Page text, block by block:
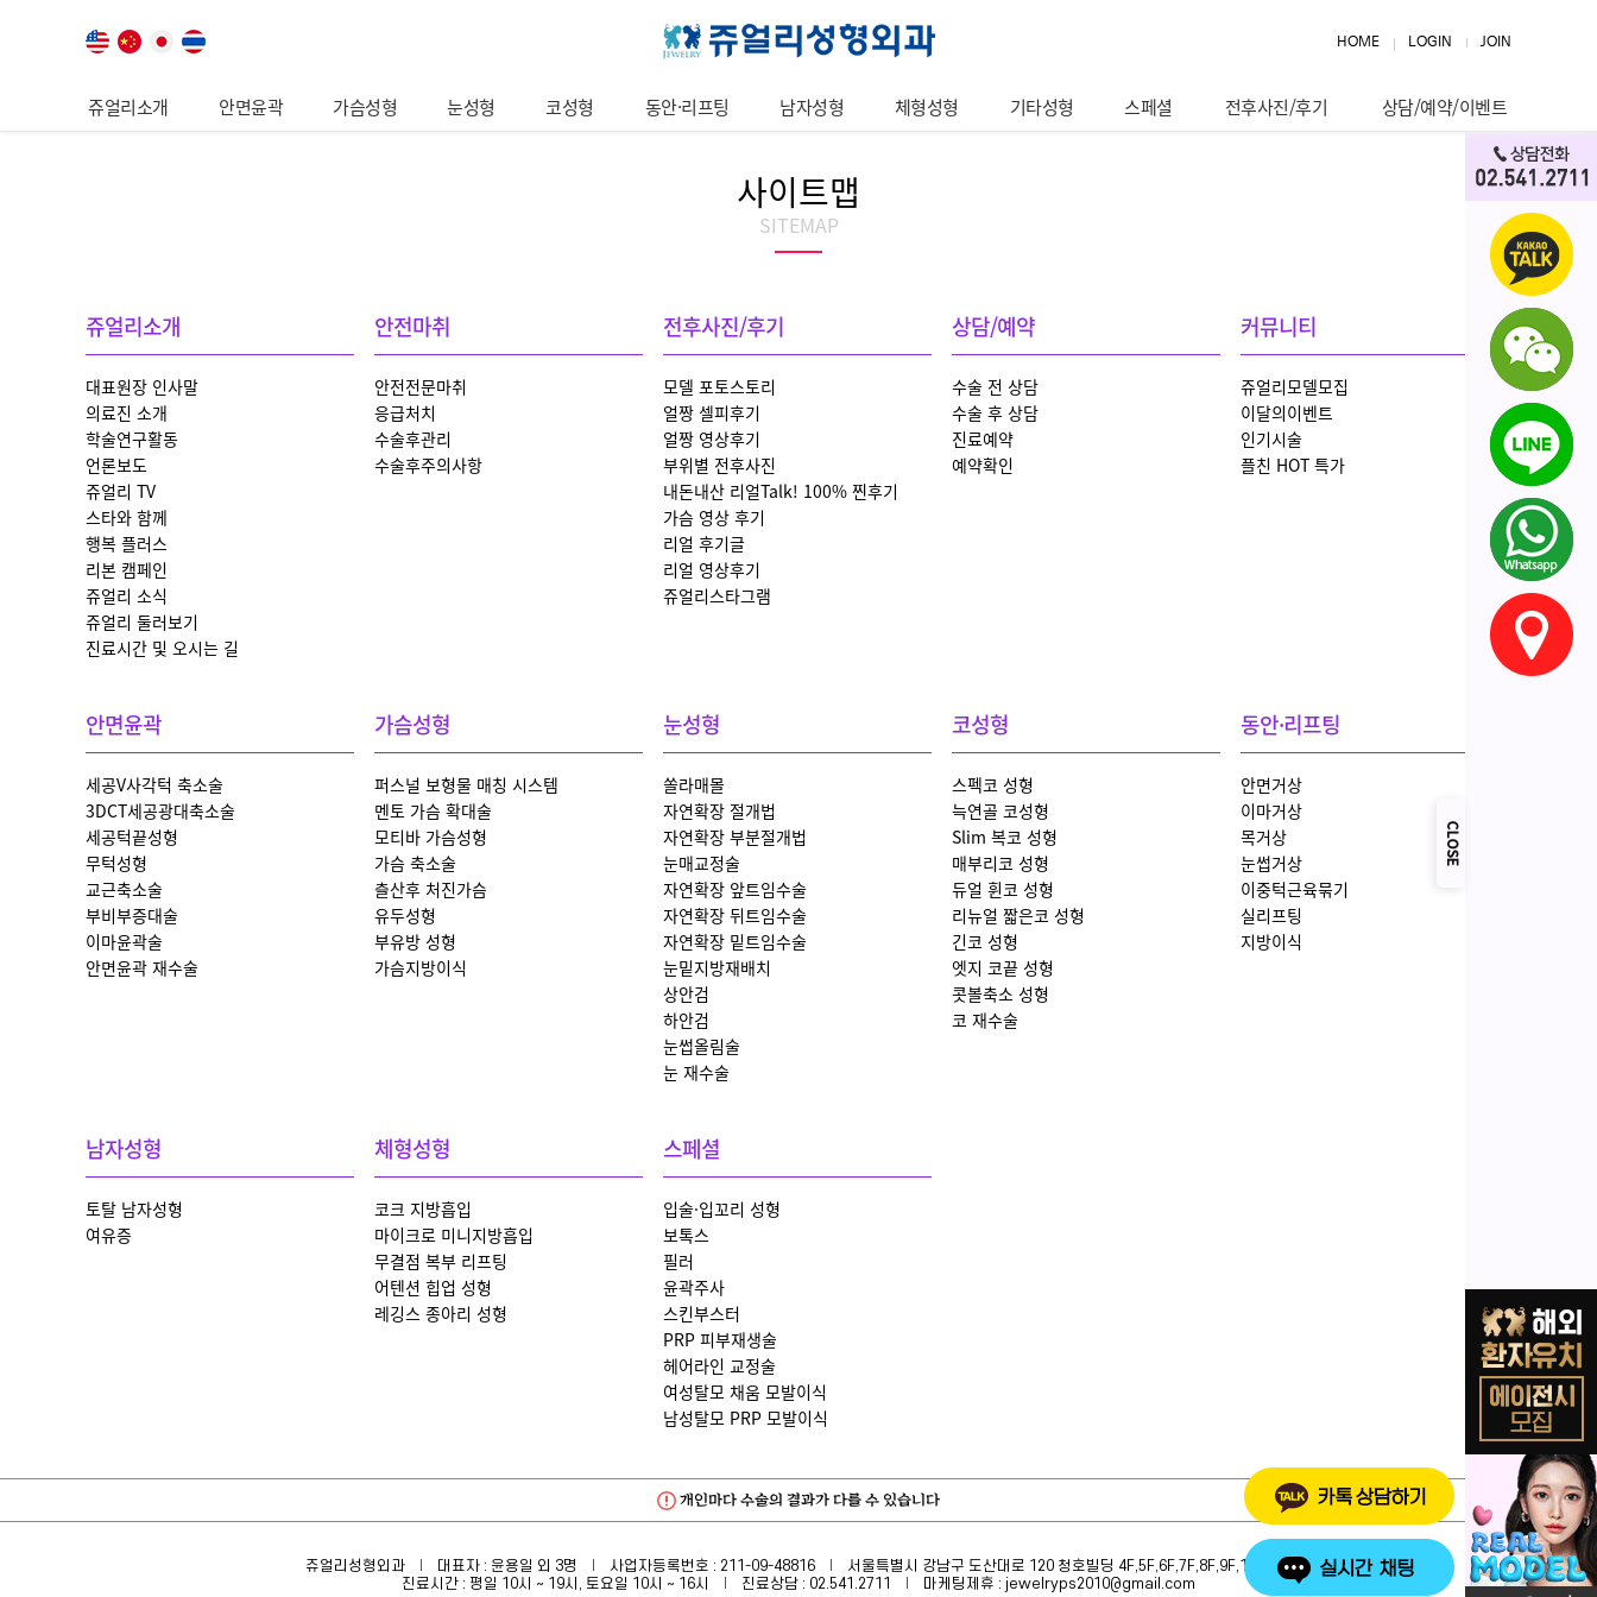
HOME LOGIN JOIN
쥬얼리소개 안면윤곽 가슴성형 눈성형 코성형 동안·리프팅 남자성형 체형성형 기타성형 스페셜 전후사진/후기 상담/예약/이벤트
쥬얼리소개
대표원장 인사말
의료진 소개
학술연구활동
언론보도
쥬얼리 TV
스타와 함께
행복 플러스
리본 캠페인
쥬얼리 소식
쥬얼리 둘러보기
진료시간 및 오시는 길
안전마취
안전전문마취
응급처치
수술후관리
수술후주의사항
전후사진/후기
모델 포토스토리
얼짱 셀피후기
얼짱 영상후기
부위별 전후사진
내돈내산 리얼Talk! 100% 찐후기
가슴 영상 후기
리얼 후기글
리얼 영상후기
쥬얼리스타그램
상담/예약
수술 전 상담
수술 후 상담
진료예약
예약확인
커뮤니티
쥬얼리모델모집
이달의이벤트
인기시술
플친 HOT 특가
안면윤곽
세공V사각턱 축소술
3DCT세공광대축소술
세공턱끝성형
무턱성형
교근축소술
부비부증대술
이마윤곽술
안면윤곽 재수술
가슴성형
퍼스널 보형물 매칭 시스템
멘토 가슴 확대술
모티바 가슴성형
가슴 축소술
츨산후 처진가슴
유두성형
부유방 성형
가슴지방이식
눈성형
쏠라매몰
자연확장 절개법
자연확장 부분절개법
눈매교정술
자연확장 앞트임수술
자연확장 뒤트임수술
자연확장 밑트임수술
눈밑지방재배치
상안검
하안검
눈썹올림술
눈 재수술
코성형
스펙코 성형
늑연골 코성형
Slim 복코 성형
매부리코 성형
듀얼 휜코 성형
리뉴얼 짧은코 성형
긴코 성형
엣지 코끝 성형
콧볼축소 성형
코 재수술
동안·리프팅
안면거상
이마거상
목거상
눈썹거상
이중턱근육묶기
실리프팅
지방이식
남자성형
토탈 남자성형
여유증
체형성형
코크 지방흡입
마이크로 미니지방흡입
무결점 복부 리프팅
어텐션 힙업 성형
레깅스 종아리 성형
스페셜
입술·입꼬리 성형
보톡스
필러
윤곽주사
스킨부스터
PRP 피부재생술
헤어라인 교정술
여성탈모 채움 모발이식
남성탈모 PRP 모발이식
개인마다 수술의 결과가 다를 수 있습니다
쥬얼리성형외과 대표자 : 윤용일 외 3명 사업자등록번호 : 211-09-48816
서울특별시 강남구 도산대로 120 청호빌딩 4F,5F,6F,7F,8F,9F,10F,14F
진료시간 : 평일 10시 ~ 19시, 토요일 10시 ~ 16시
진료상담 : 02.541.2711 마케팅제휴 : jewelryps2010@gmail.com